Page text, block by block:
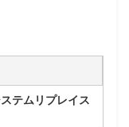
テムリプレイス